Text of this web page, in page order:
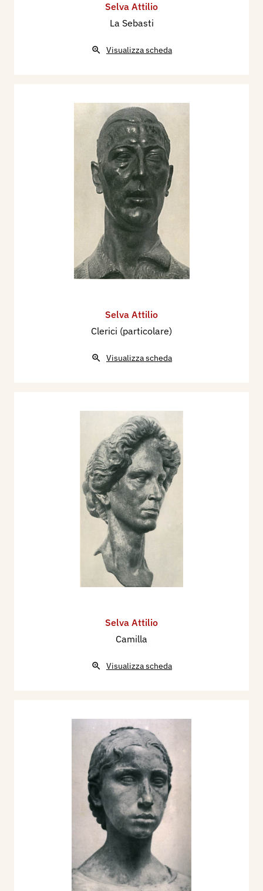
Selva Attilio
La Sebasti
Visualizza scheda
Selva Attilio
Clerici (particolare)
Visualizza scheda
Selva Attilio
Camilla
Visualizza scheda